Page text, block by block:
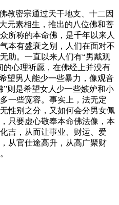
教密宗通过天干地支、十二因
元素相生，推出的八位佛和菩
所称的本命佛，是千年以来人
本有盛衰之别，人们在面对不
助。一直以来人们有“男戴观
的心理祈愿，在佛经上并没有
望男人能少一些暴力，像观音
则是希望女人少一些嫉妒和小
一些宽容。事实上，法无定
性别之分，又如何会分男女佩
只要虚心敬奉本命佛法像，本
吉，从而让事业、财运、爱
从官仕途高升，从高广聚财